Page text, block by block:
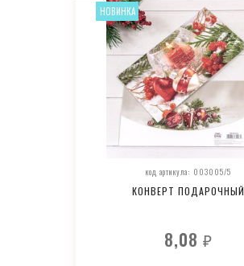
код артикула: 003005/5
КОНВЕРТ ПОДАРОЧНЫЙ
8,08₽
НОВИНКА